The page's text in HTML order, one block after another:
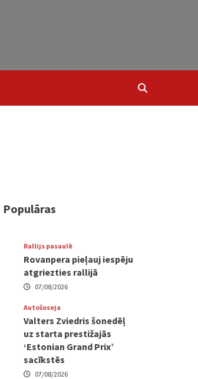
Populāras
Rallijs pasaulē
Rovanpera pieļauj iespēju
atgriezties rallijā
07/08/2026
Autošoseja
Valters Zviedris šonedēļ
uz starta prestižajās
‘Estonian Grand Prix’
sacīkstēs
07/08/2026